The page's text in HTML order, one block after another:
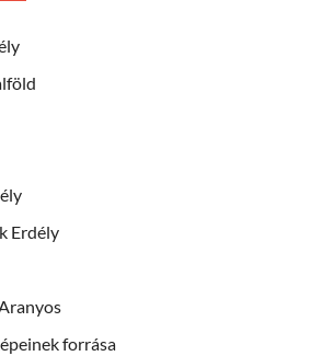
Erdély
forrása